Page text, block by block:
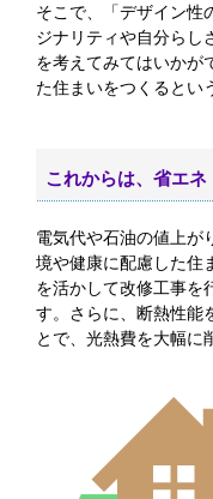
そこで、「デザイン性
ジナリティや自分らし
を考えてみてはいかが
た住まいをつくるとい
これからは、省エ
電気代や石油の値上が
境や健康に配慮した住
を活かして改修工事を
す。さらに、断熱性能
とで、光熱費を大幅に